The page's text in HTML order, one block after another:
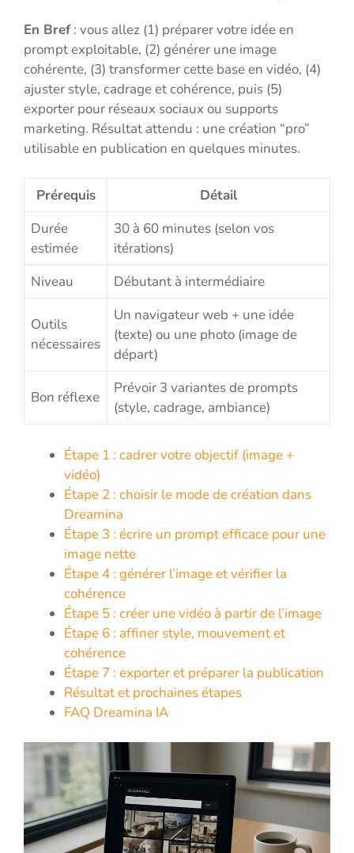
En Bref: vous allez (1) préparer votre idée en
prompt exploitable, (2) générer une image
cohérente, (3) transformer cette base en vidéo, (4)
ajuster style, cadrage et cohérence, puis (5)
exporter pour réseaux sociaux ou supports
marketing. Résultat attendu : une création “pro”
utilisable en publication en quelques minutes.
Prérequis
Détail
Durée
estimée
30 à 60 minutes (selon vos
itérations)
Niveau
Débutant à intermédiaire
Outils
nécessaires
Un navigateur web + une idée
(texte) ou une photo (image de
départ)
Bon réflexe
Prévoir 3 variantes de prompts
(style, cadrage, ambiance)
Étape 1 : cadrer votre objectif (image +
vidéo)
Étape 2 : choisir le mode de création dans
Dreamina
Étape 3 : écrire un prompt efficace pour une
image nette
Étape 4 : générer l’image et vérifier la
cohérence
Étape 5 : créer une vidéo à partir de l’image
Étape 6 : affiner style, mouvement et
cohérence
Étape 7 : exporter et préparer la publication
Résultat et prochaines étapes
FAQ Dreamina IA